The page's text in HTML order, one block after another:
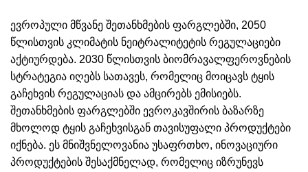
ევროპული მწვანე შეთანხმების ფარგლებში, 2050
წლისთვის კლიმატის ნეიტრალიტეტის რეგულაციები
აქტიურდება. 2030 წლისთვის ბიომრავალფეროვნების
სტრატეგია იღებს სათავეს, რომელიც მოიცავს ტყის
გაჩეხვის რეგულაციას და ამცირებს ემისიებს.
შეთანხმების ფარგლებში ევროკავშირის ბაზარზე
მხოლოდ ტყის გაჩეხვისგან თავისუფალი პროდუქტები
იქნება. ეს მნიშვნელოვანია უსაფრთხო, ინოვაციური
პროდუქტების შესაქმნელად, რომელიც იზრუნევს